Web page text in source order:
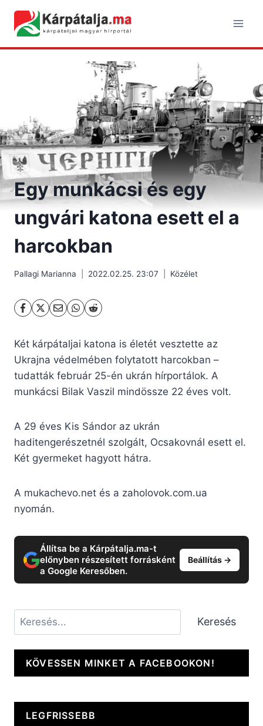
content
Egy munkácsi és egy
ungvári katona esett el a
harcokban
Pallagi Marianna 2022.02.25. 23:07 Közélet
Két kárpátaljai katona is életét vesztette az
Ukrajna védelmében folytatott harcokban –
tudatták február 25-én ukrán hírportálok. A
munkácsi Bilak Vaszil mindössze 22 éves volt.
A 29 éves Kis Sándor az ukrán
haditengerészetnél szolgált, Ocsakovnál esett el.
Két gyermeket hagyott hátra.
A mukachevo.net és a zaholovok.com.ua
nyomán.
Állítsa be a Kárpátalja.ma-t
előnyben részesített forrásként
a Google Keresőben.
Beállítás →
Keresés Keresés
KÖVESSEN MINKET A FACEBOOKON!
LEGFRISSEBB